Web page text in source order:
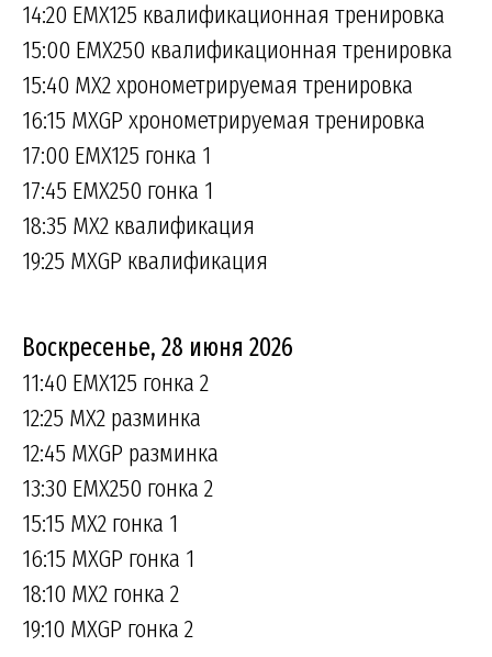
14:20 EMX125 квалификационная тренировка
15:00 EMX250 квалификационная тренировка
15:40 MX2 хронометрируемая тренировка
16:15 MXGP хронометрируемая тренировка
17:00 EMX125 гонка 1
17:45 EMX250 гонка 1
18:35 MX2 квалификация
19:25 MXGP квалификация
Воскресенье, 28 июня 2026
11:40 EMX125 гонка 2
12:25 MX2 разминка
12:45 MXGP разминка
13:30 EMX250 гонка 2
15:15 MX2 гонка 1
16:15 MXGP гонка 1
18:10 MX2 гонка 2
19:10 MXGP гонка 2